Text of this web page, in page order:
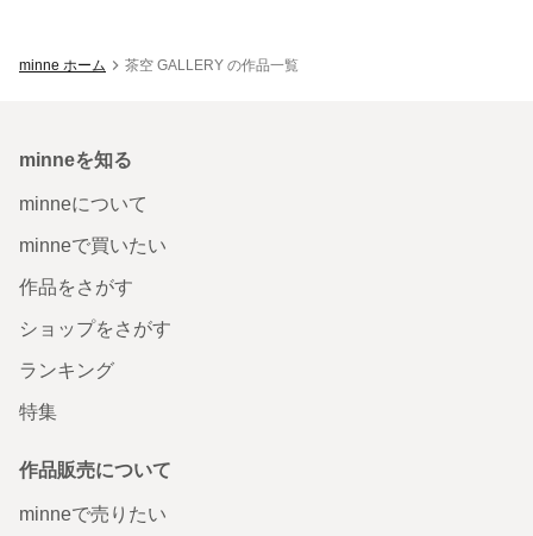
minne ホーム 茶空 GALLERY の作品一覧
minneを知る
minneについて
minneで買いたい
作品をさがす
ショップをさがす
ランキング
特集
作品販売について
minneで売りたい